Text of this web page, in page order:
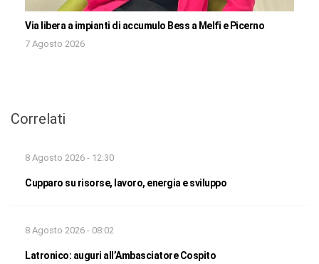
Via libera a impianti di accumulo Bess a Melfi e Picerno
7 Agosto 2026
Correlati
8 Agosto 2026 - 12:30
Cupparo su risorse, lavoro, energia e sviluppo
8 Agosto 2026 - 08:02
Latronico: auguri all’Ambasciatore Cospito